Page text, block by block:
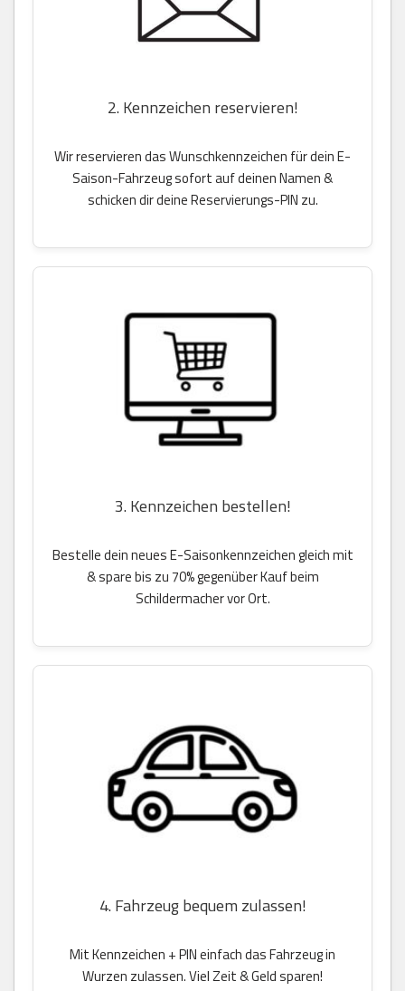
2. Kennzeichen reservieren!
Wir reservieren das Wunschkennzeichen für dein E-
Saison-Fahrzeug sofort auf deinen Namen &
schicken dir deine Reservierungs-PIN zu.
3. Kennzeichen bestellen!
Bestelle dein neues E-Saisonkennzeichen gleich mit
& spare bis zu 70% gegenüber Kauf beim
Schildermacher vor Ort.
4. Fahrzeug bequem zulassen!
Mit Kennzeichen + PIN einfach das Fahrzeug in
Wurzen zulassen. Viel Zeit & Geld sparen!